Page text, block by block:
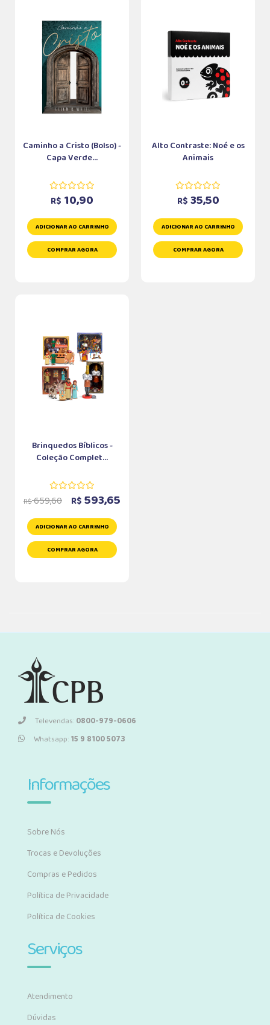
Caminho a Cristo (Bolso) -
Capa Verde...
R$ 10,90
ADICIONAR AO CARRINHO
COMPRAR AGORA
Alto Contraste: Noé e os
Animais
R$ 35,50
ADICIONAR AO CARRINHO
COMPRAR AGORA
Brinquedos Bíblicos -
Coleção Complet...
R$659,60 R$ 593,65
ADICIONAR AO CARRINHO
COMPRAR AGORA
Televendas:0800-979-0606
Whatsapp:15 9 8100 5073
Informações
Sobre Nós
Trocas e Devoluções
Compras e Pedidos
Política de Privacidade
Política de Cookies
Serviços
Atendimento
Dúvidas